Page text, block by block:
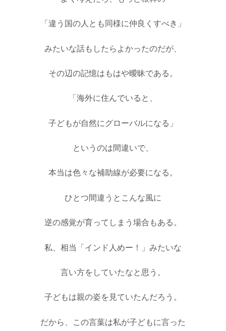
「違う国の人とも同様に仲良くすべき」
みたいな話もしたらよかったのだが、
その辺の記憶はもはや曖昧である。
「海外に住んでいると、
子どもが自然にグローバルになる」
というのは間違いで、
本当は色々な補助線が必要になる。
ひとつ間違うとこんな風に
逆の感覚が育ってしまう場合もある。
私、相当「インド人めー！」みたいな
言い方をしていたなと思う。
子どもは親の姿を見ていたんだろう。
だから、この言葉は私が子どもに言った